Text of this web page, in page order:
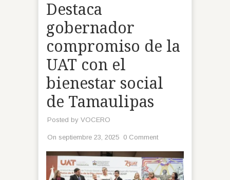
Destaca
gobernador
compromiso de la
UAT con el
bienestar social
de Tamaulipas
Posted by VOCERO
On septiembre 23, 2025 0 Comment